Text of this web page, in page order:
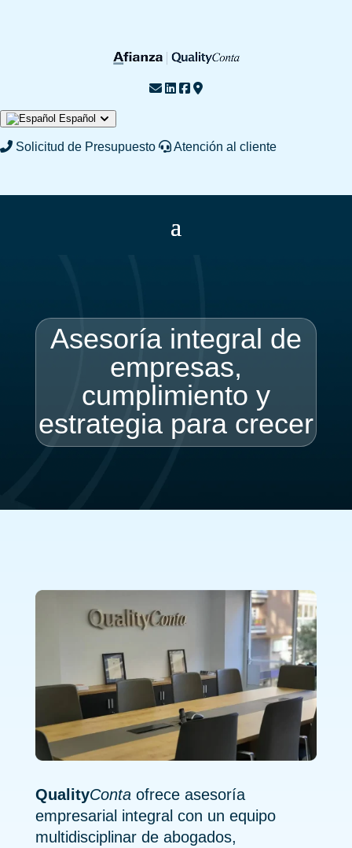
Español
English Français
Solicitud de Presupuesto Atención al cliente
Asesoría integral de
empresas,
cumplimiento y
estrategia para crecer
QualityContaofrece asesoría
empresarial integral con un equipo
multidisciplinar de abogados,